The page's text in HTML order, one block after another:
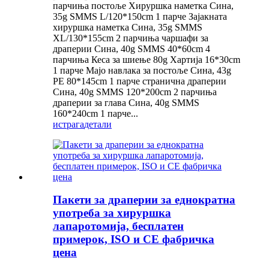
парчиња постоље Хируршка наметка Сина,
35g SMMS L/120*150cm 1 парче Зајакната
хируршка наметка Сина, 35g SMMS
XL/130*155cm 2 парчиња чаршафи за
драперии Сина, 40g SMMS 40*60cm 4
парчиња Кеса за шиење 80g Хартија 16*30cm
1 парче Мајо навлака за постоље Сина, 43g
PE 80*145cm 1 парче странична драперии
Сина, 40g SMMS 120*200cm 2 парчиња
драперии за глава Сина, 40g SMMS
160*240cm 1 парче...
истрагадетали
Пакети за драперии за еднократна
употреба за хируршка
лапаротомија, бесплатен
примерок, ISO и CE фабричка
цена